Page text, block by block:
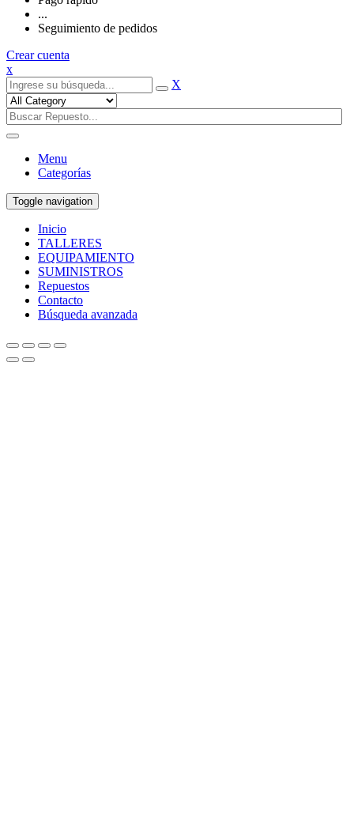
...
Seguimiento de pedidos
Crear cuenta
x
X
Menu
Categorías
Toggle navigation
Inicio
TALLERES
EQUIPAMIENTO
SUMINISTROS
Repuestos
Contacto
Búsqueda avanzada